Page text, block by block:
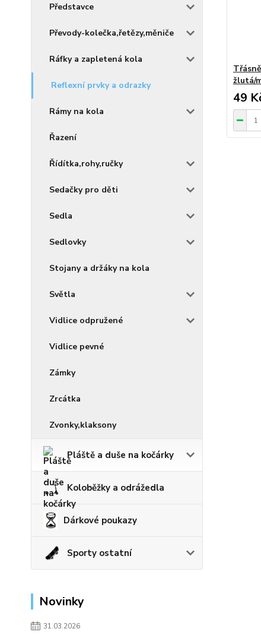
Představce
Převody-kolečka,řetězy,měniče
Ráfky a zapletená kola
Reflexní prvky a odrazky
Rámy na kola
Řazení
Řídítka,rohy,ručky
Sedačky pro děti
Sedla
Sedlovky
Stojany a držáky na kola
Světla
Vidlice odpružené
Vidlice pevné
Zámky
Zrcátka
Zvonky,klaksony
Pláště a duše na kočárky
Koloběžky a odrážedla
Dárkové poukazy
Sporty ostatní
Novinky
31.03.2026
žlutá/
49